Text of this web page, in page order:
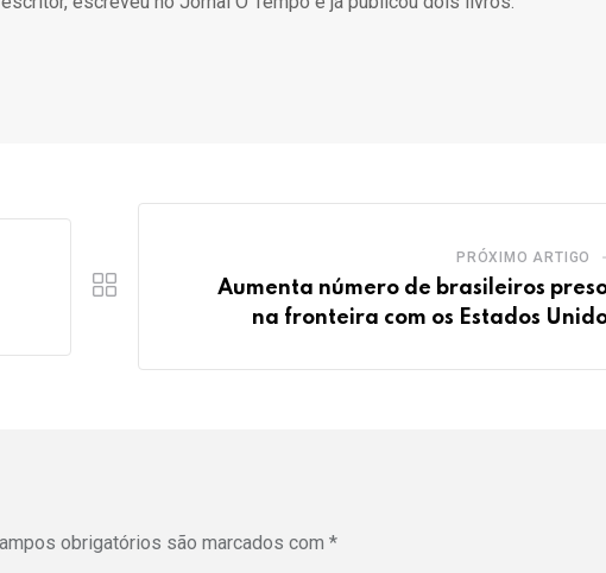
PRÓXIMO ARTIGO
Aumenta número de brasileiros
na fronteira com os Estados
obrigatórios são marcados com *